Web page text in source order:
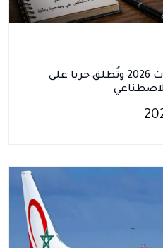
"الهاكا" تستنفر قبل انتخابات 2026 وتُطلق حربا على